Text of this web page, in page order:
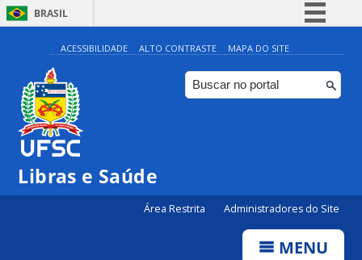
BRASIL
Simplifique!
Comunica BR
Participe
ACESSIBILIDADE ALTO CONTRASTE MAPA DO SITE
Libras e Saúde
Área Restrita Administradores do Site
MENU